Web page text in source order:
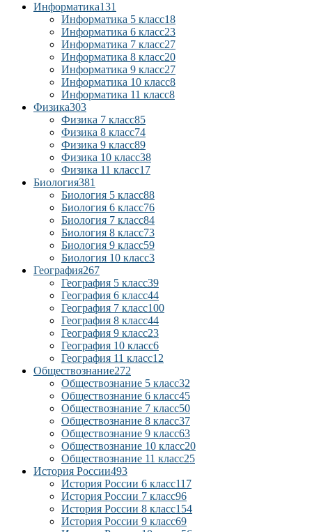
Информатика131
Информатика 5 класс18
Информатика 6 класс23
Информатика 7 класс27
Информатика 8 класс20
Информатика 9 класс27
Информатика 10 класс8
Информатика 11 класс8
Физика303
Физика 7 класс85
Физика 8 класс74
Физика 9 класс89
Физика 10 класс38
Физика 11 класс17
Биология381
Биология 5 класс88
Биология 6 класс76
Биология 7 класс84
Биология 8 класс73
Биология 9 класс59
Биология 10 класс3
География267
География 5 класс39
География 6 класс44
География 7 класс100
География 8 класс44
География 9 класс23
География 10 класс6
География 11 класс12
Обществознание272
Обществознание 5 класс32
Обществознание 6 класс45
Обществознание 7 класс50
Обществознание 8 класс37
Обществознание 9 класс63
Обществознание 10 класс20
Обществознание 11 класс25
История России493
История России 6 класс117
История России 7 класс96
История России 8 класс154
История России 9 класс69